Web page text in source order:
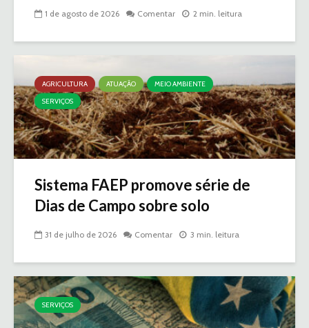
1 de agosto de 2026 Comentar 2 min. leitura
AGRICULTURA ATUAÇÃO
MEIO AMBIENTE
SERVIÇOS
Sistema FAEP promove série de
Dias de Campo sobre solo
31 de julho de 2026 Comentar 3 min. leitura
SERVIÇOS